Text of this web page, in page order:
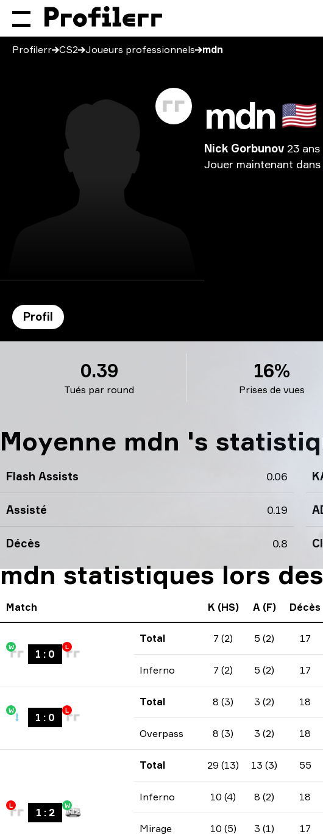
Profilerr CS2 Joueurs professionnels mdn
mdn 🇺🇸
Nick Gorbunov 23 ans
Jouer maintenant dans
Profil
Tués par round
0.39
Prises de vues
16%
Moyenne mdn 's
Flash Assists 0.06
Assisté 0.19
Décès 0.8
mdn statistiques lors
Match K (HS) A (F) Décès
W
1 : 0
L
Total 7 (2) 5 (2) 17
Inferno 7 (2) 5 (2) 17
W
1 : 0
L
Total 8 (3) 3 (2) 18
Overpass 8 (3) 3 (2) 18
L
1 : 2
W
Total 29 (13) 13 (3) 55
Inferno 10 (4) 8 (2) 18
Mirage 10 (5) 3 (1) 17